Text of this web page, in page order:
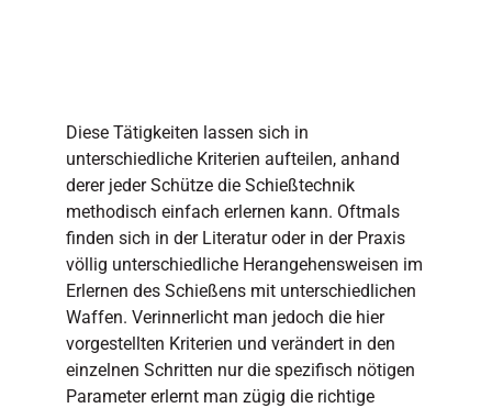
Diese Tätigkeiten lassen sich in
unterschiedliche Kriterien aufteilen, anhand
derer jeder Schütze die Schießtechnik
methodisch einfach erlernen kann. Oftmals
finden sich in der Literatur oder in der Praxis
völlig unterschiedliche Herangehensweisen im
Erlernen des Schießens mit unterschiedlichen
Waffen. Verinnerlicht man jedoch die hier
vorgestellten Kriterien und verändert in den
einzelnen Schritten nur die spezifisch nötigen
Parameter erlernt man zügig die richtige